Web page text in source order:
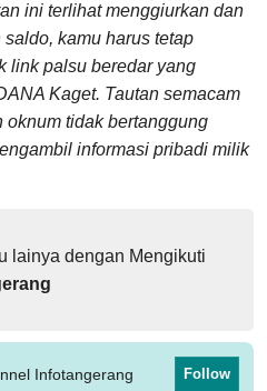
ini terlihat menggiurkan dan
kamu harus tetap
link palsu beredar yang
Kaget. Tautan semacam
tidak bertanggung
informasi pribadi milik
lainya dengan Mengikuti
Infotangerang Follow